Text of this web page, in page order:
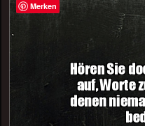
Merken